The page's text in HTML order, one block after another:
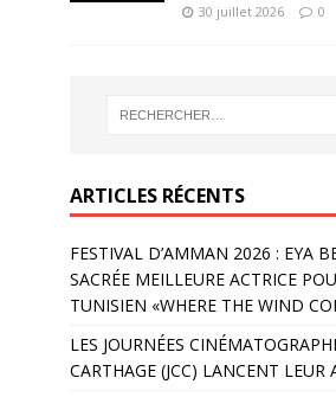
30 juillet 2026 0
ARTICLES RÉCENTS
FESTIVAL D’AMMAN 2026 : EYA
SACRÉE MEILLEURE ACTRICE
TUNISIEN «WHERE THE WIND
LES JOURNÉES
CARTHAGE (JCC) LANCENT LEUR